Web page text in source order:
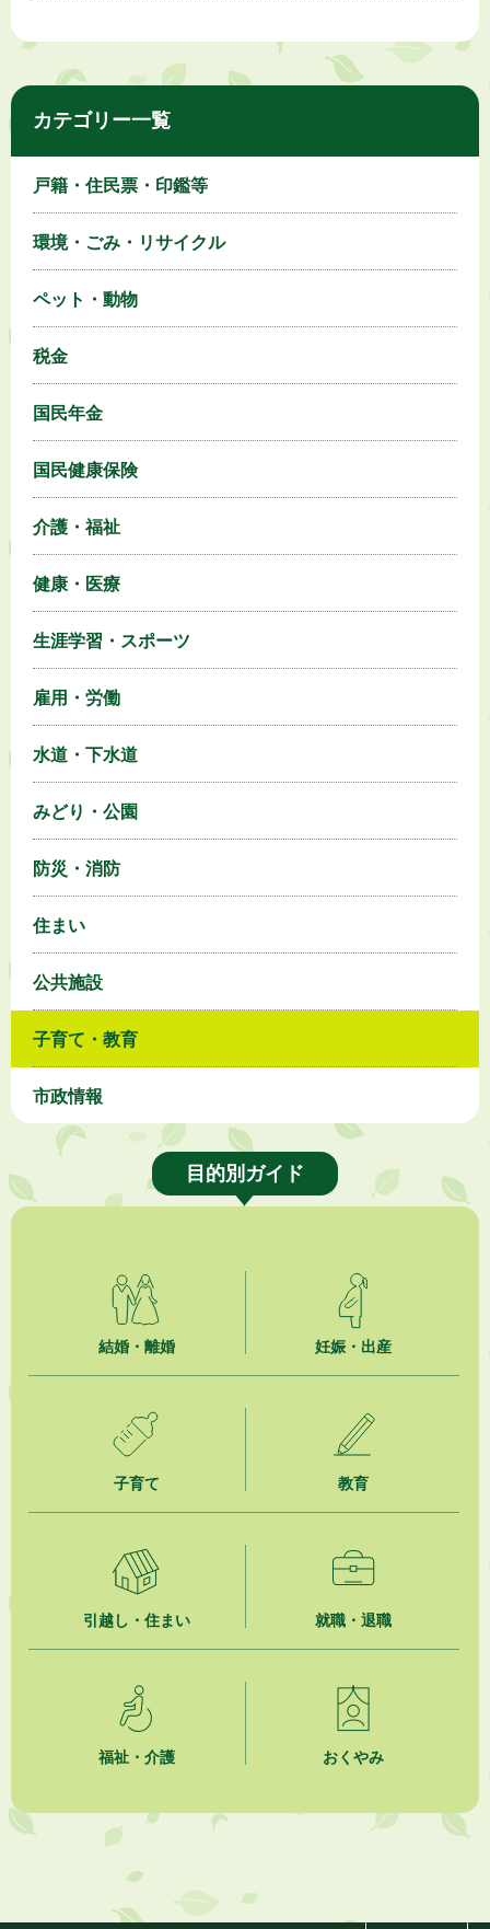
カテゴリー一覧
戸籍・住民票・印鑑等
環境・ごみ・リサイクル
ペット・動物
税金
国民年金
国民健康保険
介護・福祉
健康・医療
生涯学習・スポーツ
雇用・労働
水道・下水道
みどり・公園
防災・消防
住まい
公共施設
子育て・教育
市政情報
目的別ガイド
結婚・離婚 妊娠・出産
子育て 教育
引越し・住まい 就職・退職
福祉・介護 おくやみ